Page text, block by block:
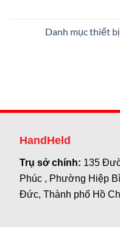
Danh mục thiết
HandHeld
Trụ sở chính: 135
Phúc , Phường Hiệp
Đức, Thành phố Hồ